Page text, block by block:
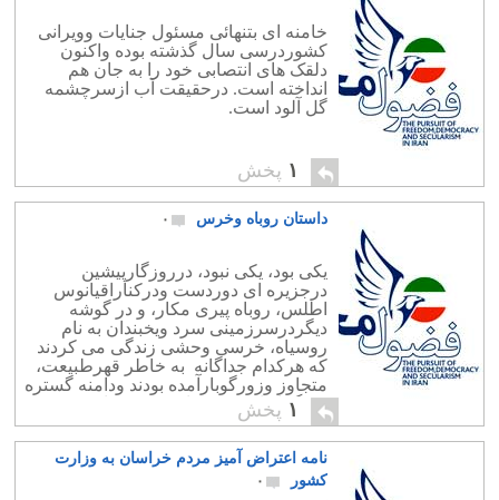
خامنه ای بتنهائی مسئول جنایات وویرانی
کشوردرسی سال گذشته بوده واکنون
دلقک های انتصابی خود را به جان هم
انداخته است. درحقیقت آب ازسرچشمه
گل آلود است.
۱ پخش
داستان روباه وخرس ۰
یکی بود، یکی نبود، درروزگارپیشین
درجزیره ای دوردست ودرکناراقیانوس
اطلس، روباه پیری مکار، و در گوشه
دیگردرسرزمینی سرد ویخبندان به نام
روسیاه، خرسی وحشی زندگی می کردند
که هرکدام جداگانه به خاطر قهرطبیعت،
متجاوز وزورگوبارآمده بودند ودامنه گستره
وچنگ اندازی خود را به دشت ها وسبزه
های دورونزدیک می افکندند. روباه پیربرای
دست اندازی به […]
۱ پخش
نامه اعتراض آمیز مردم خراسان به وزارت
کشور
۰